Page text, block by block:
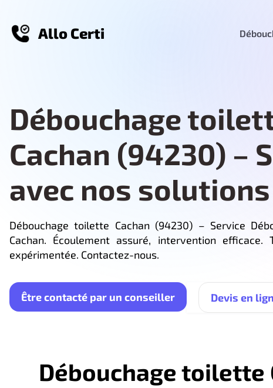
Allo Certi
Débouchage
Cachan (94230) –
avec nos solutions
Débouchage toilette Cachan (94230) – Service
Cachan. Écoulement assuré, intervention efficace.
expérimentée. Contactez-nous.
Être contacté par un conseiller Devis en
Débouchage toilette